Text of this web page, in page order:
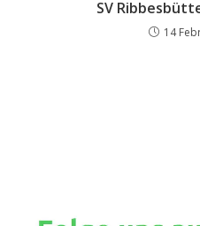
SV
14